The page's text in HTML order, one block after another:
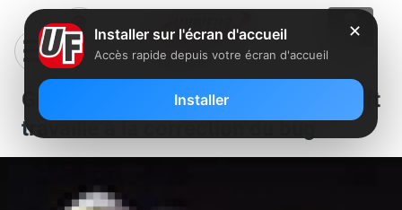
Green Farm sur Freebox : Gameloft
travaille à la correction du bug
✕
Installer sur l'écran d'accueil
Accès rapide depuis votre écran d'accueil
Installer